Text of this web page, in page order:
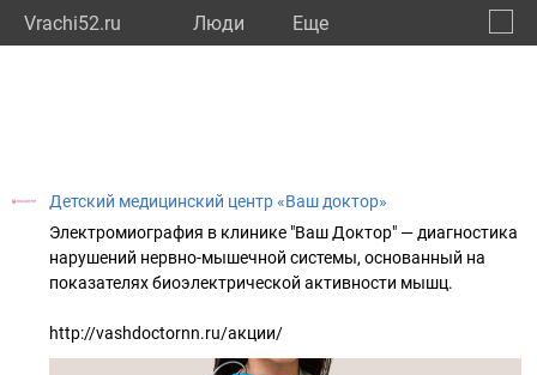
Vrachi52.ru Люди Eще
Детский медицинский центр «Ваш доктор»
Электромиография в клинике "Ваш Доктор" — диагностика
нарушений нервно-мышечной системы, основанный на
показателях биоэлектрической активности мышц.
http://vashdoctornn.ru/акции/